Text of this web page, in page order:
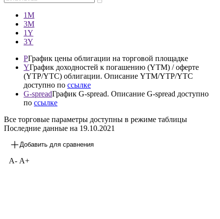
1М
3М
1Y
3Y
PГрафик цены облигации на торговой площадке
YГрафик доходностей к погашению (YTM) / оферте
(YTP/YTC) облигации. Описание YTM/YTP/YTC
доступно по ссылке
G-spreadГрафик G-spread. Описание G-spread доступно
по ссылке
Все торговые параметры доступны в режиме таблицы
Последние данные на 19.10.2021
Добавить для сравнения